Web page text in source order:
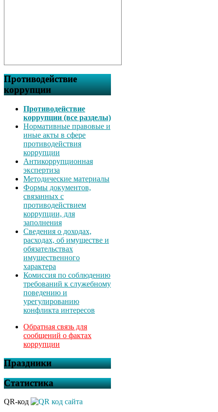
Противодействие
коррупции
Противодействие
коррупции (все разделы)
Нормативные правовые и
иные акты в сфере
противодействия
коррупции
Антикоррупционная
экспертиза
Методические материалы
Формы документов,
связанных с
противодействием
коррупции, для
заполнения
Сведения о доходах,
расходах, об имуществе и
обязательствах
имущественного
характера
Комиссия по соблюдению
требований к служебному
поведению и
урегулированию
конфликта интересов
Обратная связь для
сообщений о фактах
коррупции
Праздники
Статистика
QR-код